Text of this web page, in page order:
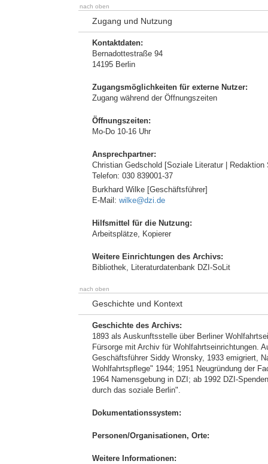
nach oben
Zugang und Nutzung
Kontaktdaten:
Bernadottestraße 94
14195 Berlin
Zugangsmöglichkeiten für externe Nutzer:
Zugang während der Öffnungszeiten
Öffnungszeiten:
Mo-Do 10-16 Uhr
Ansprechpartner:
Christian Gedschold [Soziale Literatur | Redaktion
Telefon: 030 839001-37
Burkhard Wilke [Geschäftsführer]
E-Mail: wilke@dzi.de
Hilfsmittel für die Nutzung:
Arbeitsplätze, Kopierer
Weitere Einrichtungen des Archivs:
Bibliothek, Literaturdatenbank DZI-SoLit
nach oben
Geschichte und Kontext
Geschichte des Archivs:
1893 als Auskunftsstelle über Berliner
Fürsorge mit Archiv für Wohlfahrtseinrichtungen.
Geschäftsführer Siddy Wronsky, 1933 emigriert,
Wohlfahrtspflege" 1944; 1951 Neugründung der
1964 Namensgebung in DZI; ab 1992 DZI-
durch das soziale Berlin".
Dokumentationssystem:
Personen/Organisationen, Orte:
Weitere Informationen: